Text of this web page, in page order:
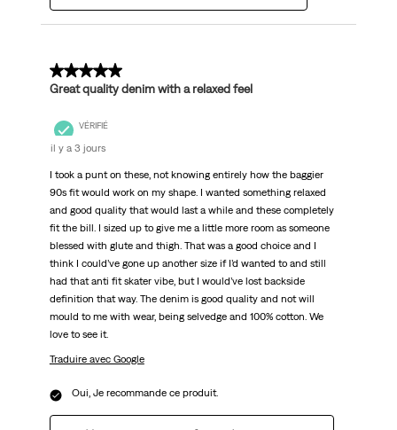
5 sur 5 étoiles.
Great quality denim with a relaxed feel
VÉRIFIÉ
il y a 3 jours
I took a punt on these, not knowing entirely how the baggier
90s fit would work on my shape. I wanted something relaxed
and good quality that would last a while and these completely
fit the bill. I sized up to give me a little more room as someone
blessed with glute and thigh. That was a good choice and I
think I could’ve gone up another size if I’d wanted to and still
had that anti fit skater vibe, but I would’ve lost backside
definition that way. The denim is good quality and not will
mould to me with wear, being selvedge and 100% cotton. We
love to see it.
Traduire avec Google
Oui, Je recommande ce produit.